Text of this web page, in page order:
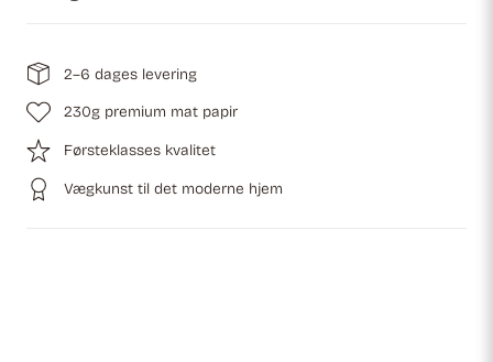
2–6 dages levering
230g premium mat papir
Førsteklasses kvalitet
Vægkunst til det moderne hjem